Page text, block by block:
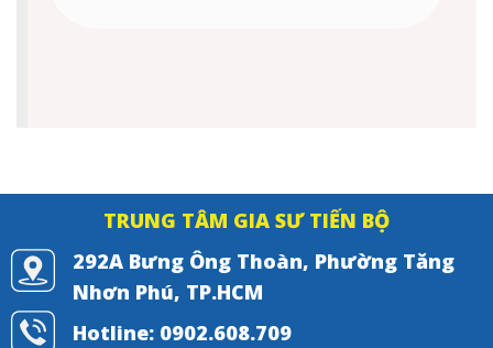
TRUNG TÂM GIA SƯ TIẾN BỘ
292A Bưng Ông Thoàn, Phường Tăng
Nhơn Phú, TP.HCM
Hotline: 0902.608.709